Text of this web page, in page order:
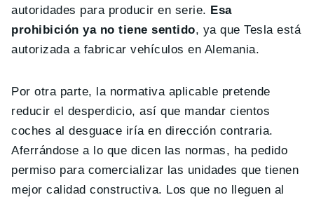
autoridades para producir en serie. Esa
prohibición ya no tiene sentido, ya que Tesla está
autorizada a fabricar vehículos en Alemania.
Por otra parte, la normativa aplicable pretende
reducir el desperdicio, así que mandar cientos
coches al desguace iría en dirección contraria.
Aferrándose a lo que dicen las normas, ha pedido
permiso para comercializar las unidades que tienen
mejor calidad constructiva. Los que no lleguen al